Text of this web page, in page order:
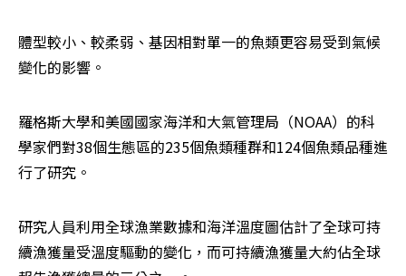
體型較小、較柔弱、基因相對單一的魚類更容易受到氣候
變化的影響。
羅格斯大學和美國國家海洋和大氣管理局（NOAA）的科
學家們對38個生態區的235個魚類種群和124個魚類品種進
行了研究。
研究人員利用全球漁業數據和海洋溫度圖估計了全球可持
續漁獲量受溫度驅動的變化，而可持續漁獲量大約佔全球